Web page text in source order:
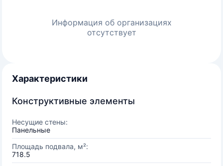
Информация об организациях
отсутствует
Характеристики
Конструктивные элементы
Несущие стены:
Панельные
Площадь подвала, м²:
718.5